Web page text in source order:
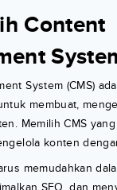
Content
System (CMS)
membuat,
Memilih CMS
konten
memudahkan
SEO, dan